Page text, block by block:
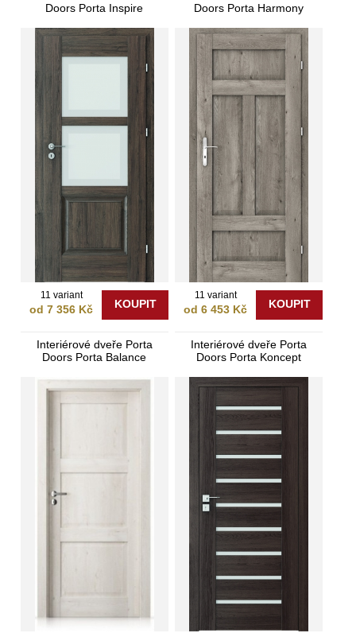
Doors Porta Inspire
11 variant
od 7 356 Kč KOUPIT
Doors Porta Harmony
11 variant
od 6 453 Kč KOUPIT
Interiérové dveře Porta
Doors Porta Balance
Interiérové dveře Porta
Doors Porta Koncept